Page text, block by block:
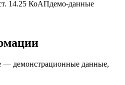
14.25 КоАПдемо-данные
— демонстрационные данные,